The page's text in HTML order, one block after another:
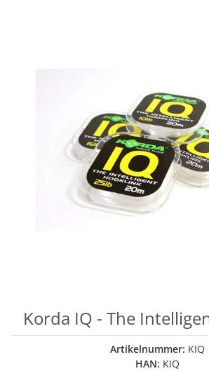
Korda IQ - The
Artikelnummer: KIQ
HAN: KIQ